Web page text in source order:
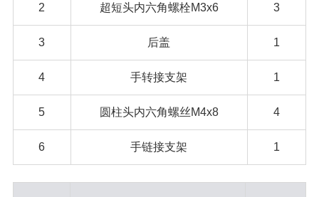
2 超短头内六角螺栓M3x6 3
3 后盖 1
4 手转接支架 1
5 圆柱头内六角螺丝M4x8 4
6 手链接支架 1